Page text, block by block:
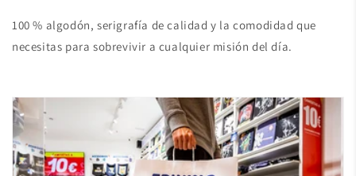
100 % algodón, serigrafía de calidad y la comodidad que
necesitas para sobrevivir a cualquier misión del día.